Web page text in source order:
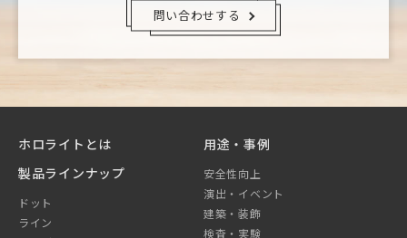
問い合わせする
ホロライトとは
製品ラインナップ
ドット
ライン
用途・事例
安全性向上
演出・イベント
建築・装飾
検査・実験